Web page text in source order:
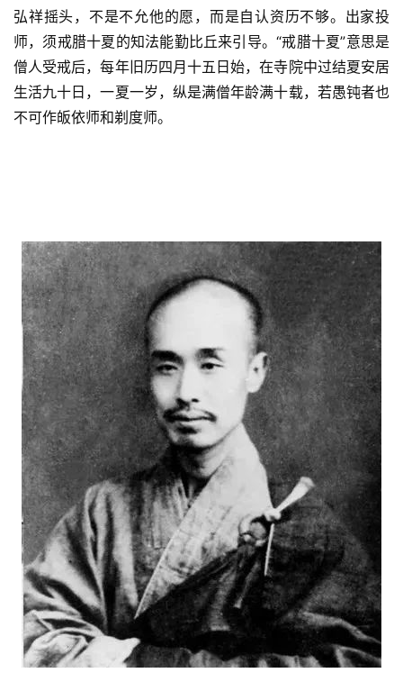
人
物
寺
院
巡
纪
录
佛
教
艺
术
政
策
法
规
免
责
声
明
登录 注册
弘祥摇头，不是不允他的愿，而是自认资历不够。出家投
师，须戒腊十夏的知法能勤比丘来引导。“戒腊十夏”意思是
僧人受戒后，每年旧历四月十五日始，在寺院中过结夏安居
生活九十日，一夏一岁，纵是满僧年龄满十载，若愚钝者也
不可作皈依师和剃度师。